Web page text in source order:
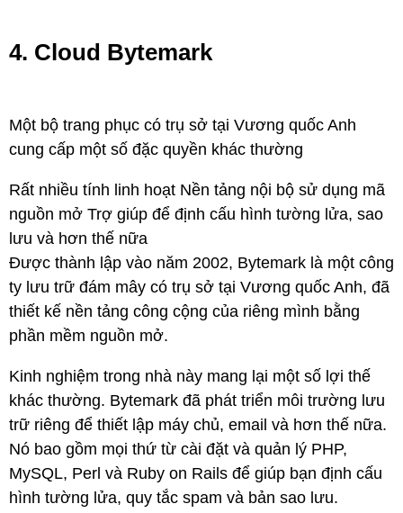
4. Cloud Bytemark
Một bộ trang phục có trụ sở tại Vương quốc Anh
cung cấp một số đặc quyền khác thường
Rất nhiều tính linh hoạt Nền tảng nội bộ sử dụng mã
nguồn mở Trợ giúp để định cấu hình tường lửa, sao
lưu và hơn thế nữa
Được thành lập vào năm 2002, Bytemark là một công
ty lưu trữ đám mây có trụ sở tại Vương quốc Anh, đã
thiết kế nền tảng công cộng của riêng mình bằng
phần mềm nguồn mở.
Kinh nghiệm trong nhà này mang lại một số lợi thế
khác thường. Bytemark đã phát triển môi trường lưu
trữ riêng để thiết lập máy chủ, email và hơn thế nữa.
Nó bao gồm mọi thứ từ cài đặt và quản lý PHP,
MySQL, Perl và Ruby on Rails để giúp bạn định cấu
hình tường lửa, quy tắc spam và bản sao lưu.